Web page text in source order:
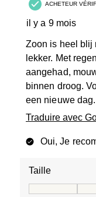
ACHETEUR
il y a 9 mois
Zoon is heel blij
lekker. Met
aangehad,
binnen droog.
een nieuwe dag.
Traduire avec
Oui, Je
Taille